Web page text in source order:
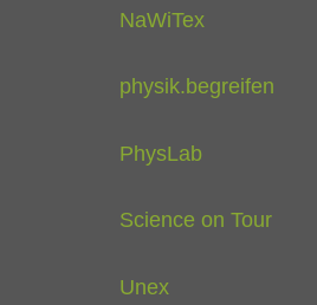
NaWiTex
physik.begreifen
PhysLab
Science on Tour
Unex